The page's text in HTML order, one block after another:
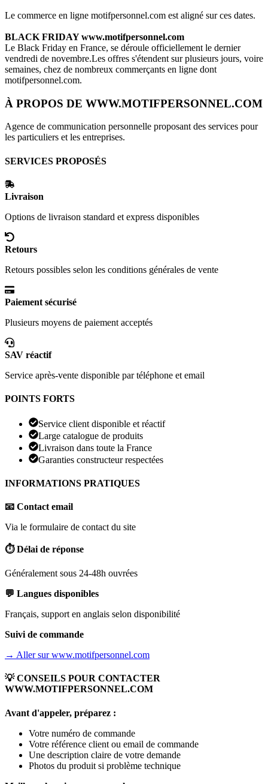
Le commerce en ligne motifpersonnel.com est aligné sur ces dates.
BLACK FRIDAYwww.motifpersonnel.com
Le Black Friday en France, se déroule officiellement le dernier
vendredi de novembre.Les offres s'étendent sur plusieurs jours, voire
semaines, chez de nombreux commerçants en ligne dont
motifpersonnel.com.
À PROPOS DE WWW.MOTIFPERSONNEL.COM
Agence de communication personnelle proposant des services pour
les particuliers et les entreprises.
SERVICES PROPOSÉS
Livraison
Options de livraison standard et express disponibles
Retours
Retours possibles selon les conditions générales de vente
Paiement sécurisé
Plusieurs moyens de paiement acceptés
SAV réactif
Service après-vente disponible par téléphone et email
POINTS FORTS
Service client disponible et réactif
Large catalogue de produits
Livraison dans toute la France
Garanties constructeur respectées
INFORMATIONS PRATIQUES
📧 Contact email
Via le formulaire de contact du site
⏱️ Délai de réponse
Généralement sous 24-48h ouvrées
💬 Langues disponibles
Français, support en anglais selon disponibilité
Suivi de commande
→ Aller surwww.motifpersonnel.com
💡 CONSEILS POUR CONTACTER
WWW.MOTIFPERSONNEL.COM
Avant d'appeler, préparez :
Votre numéro de commande
Votre référence client ou email de commande
Une description claire de votre demande
Photos du produit si problème technique